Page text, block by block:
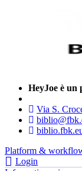
HeyJoe è un
Via S.
Platform &
Login